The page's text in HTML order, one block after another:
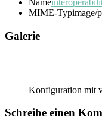
Name
MIME-Typimage/
Galerie
Konfiguration mit
Schreibe einen